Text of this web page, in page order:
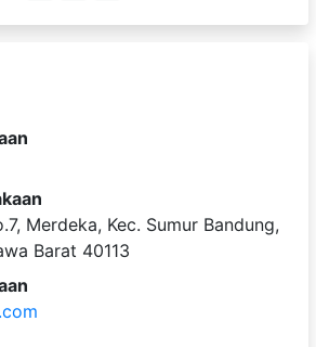
Merdeka, Kec. Sumur Bandung,
Barat 40113